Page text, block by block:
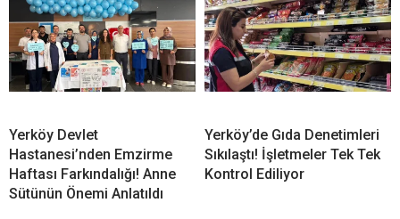
Yerköy Devlet
Hastanesi’nden Emzirme
Haftası Farkındalığı! Anne
Sütünün Önemi Anlatıldı
Yerköy’de Gıda Denetimleri
Sıkılaştı! İşletmeler Tek Tek
Kontrol Ediliyor